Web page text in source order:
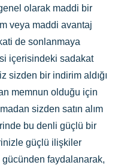
olarak maddi bir
veya maddi avantaj
de sonlanmaya
içerisindeki sadakat
sizden bir indirim aldığı
memnun olduğu için
sizden satın alım
bu denli güçlü bir
güçlü ilişkiler
gücünden faydalanarak,